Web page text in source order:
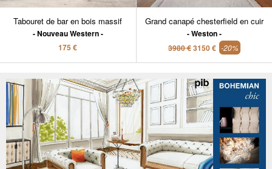
Tabouret de bar en bois massif
Nouveau Western
175 €
Grand canapé chesterfield en cuir
Weston
3980 €3150 € -20%